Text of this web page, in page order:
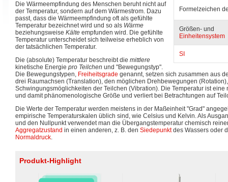
Formelzeichen
Größen- und
Einheitensystem
SI
Die Wärmeempfindung des Menschen beruht nicht auf
der Temperatur, sondern auf dem Wärmestrom. Dazu
passt, dass die Wärmeempfindung oft als gefühlte
Temperatur bezeichnet wird und so als Wärme
beziehungsweise Kälte empfunden wird. Die gefühlte
Temperatur unterscheidet sich teilweise erheblich von
der tatsächlichen Temperatur.
Die (absolute) Temperatur beschreibt die mittlere
kinetische Energie pro Teilchen und "Bewegungstyp".
Die Bewegungstypen, Freiheitsgrade genannt, setzen sich zusammen aus
drei Raumachsen (Translation), den möglichen Drehbewegungen
Schwingungsmöglichkeiten der Teilchen (Vibration). Die Temperatur ist
und damit phänomenologische Größe und verliert bei Betrachtungen auf
Die Werte der Temperatur werden meistens in der Maßeinheit "Grad"
empirische Temperaturskalen üblich sind, wie Celsius und Kelvin. Als
und den Nullpunkt verwendet man die Übergangstemperatur chemisch
Aggregatzustand in einen anderen, z. B. den Siedepunktdes Wassers oder
Normaldruck.
Produkt-Highlight